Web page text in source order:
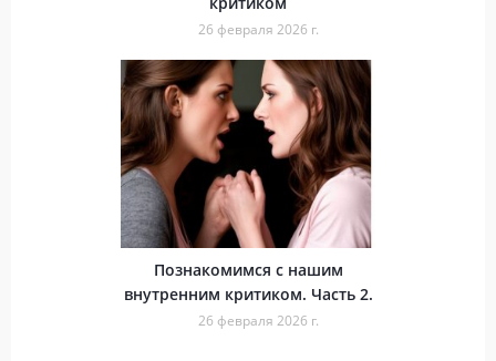
26 февраля 2026 г.
Познакомимся с нашим
внутренним критиком. Часть 2.
26 февраля 2026 г.